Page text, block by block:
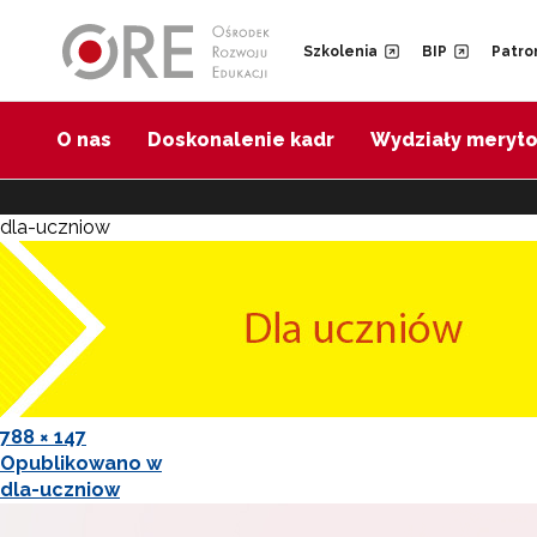
Szkolenia BIP
O nas Doskonalenie kadr Wydziały
dla-uczniow
Pełny
rozmiar
788 × 147
Nawigacja
wpisu
Opublikowano w
dla-uczniow